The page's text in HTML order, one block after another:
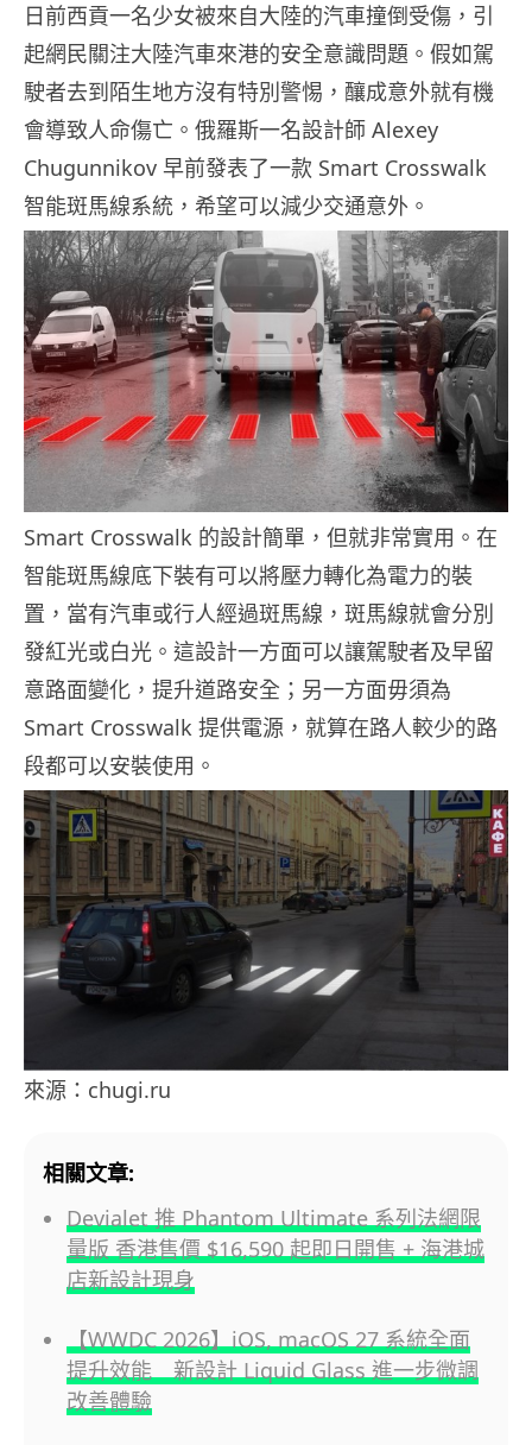
日前西貢一名少女被來自大陸的汽車撞倒受傷，引
起網民關注大陸汽車來港的安全意識問題。假如駕
駛者去到陌生地方沒有特別警惕，釀成意外就有機
會導致人命傷亡。俄羅斯一名設計師 Alexey
Chugunnikov 早前發表了一款 Smart Crosswalk
智能斑馬線系統，希望可以減少交通意外。
Smart Crosswalk 的設計簡單，但就非常實用。在
智能斑馬線底下裝有可以將壓力轉化為電力的裝
置，當有汽車或行人經過斑馬線，斑馬線就會分別
發紅光或白光。這設計一方面可以讓駕駛者及早留
意路面變化，提升道路安全；另一方面毋須為
Smart Crosswalk 提供電源，就算在路人較少的路
段都可以安裝使用。
來源：chugi.ru
相關文章:
Devialet 推 Phantom Ultimate 系列法網限
量版 香港售價 $16,590 起即日開售 + 海港城
店新設計現身
【WWDC 2026】iOS, macOS 27 系統全面
提升效能 新設計 Liquid Glass 進一步微調
改善體驗